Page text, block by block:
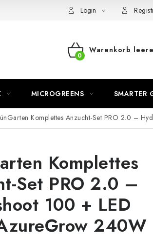
Login
WARENKORB
Warenkorb
MICROGREENS SMARTER
Komplettes Anzucht-Set PRO 2.0 –
Komplettes
Set PRO 2.0 –
100 + LED
240W